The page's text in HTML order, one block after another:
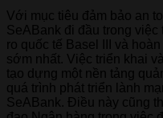
Với mục tiêu đảm bảo an
SeABank đi đầu trong việc
ro quốc tế Basel III và
sớm nhất. Việc triển khai
tạo dựng một nền tảng
quá trình phát triển lành
SeABank. Điều này cũng